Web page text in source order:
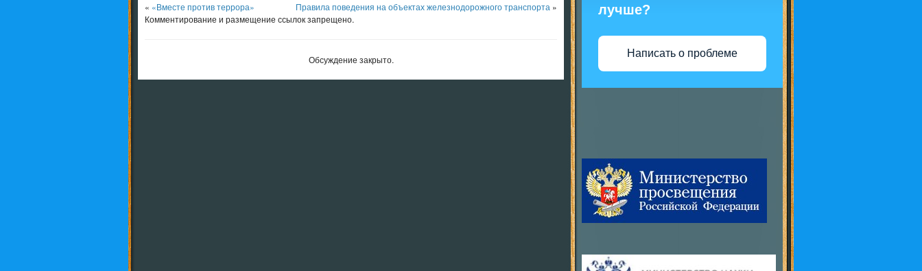
« «Вместе против террора» Правила поведения на объектах железнодорожного транспорта »
Комментирование и размещение ссылок запрещено.
Обсуждение закрыто.
лучше?
Написать о проблеме